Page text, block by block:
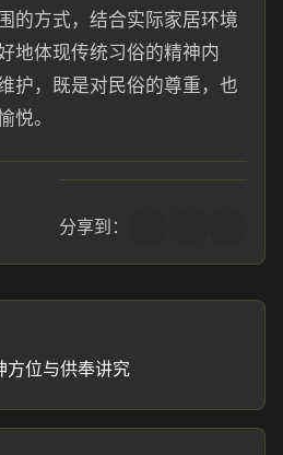
的方式，结合实际家居环境
地体现传统习俗的精神内
护，既是对民俗的尊重，也
悦。
分享到：
方位与供奉讲究